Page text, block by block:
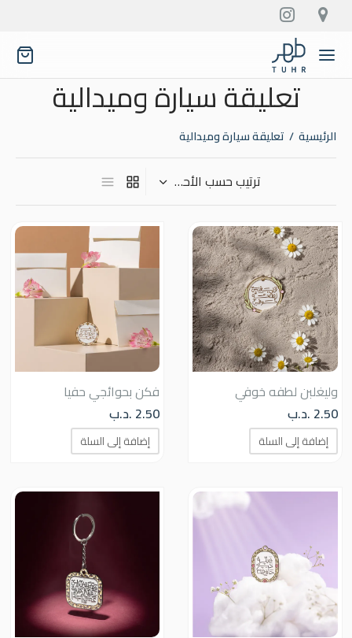
تعليقة سيارة وميدالية
الرئيسية / تعليقة سيارة وميدالية
وليغلبن لطفه خوفي
2.50 .د.ب
إضافة إلى السلة
فكن بحوائجي حفيا
2.50 .د.ب
إضافة إلى السلة